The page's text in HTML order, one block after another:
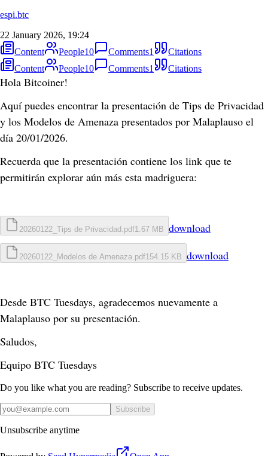
espi.btc
22 January 2026, 19:24
Content
People10 Comments1
Citations
Content
People10 Comments1 Citations
Hola Bitcoiner!
Aquí puedes encontrar la presentación de Tips de Privacidad
y los Modelos de Amenaza presentados por Malaplauso el
día 20/01/2026.
Recuerda que la presentación contiene los link que te
permitirán explorar aún más esta madriguera:
20260122_Tips de Privacidad.pdf1.67 MB download
20260122_Modelos de Amenaza.pdf154.15 KB download
Desde BTC Tuesdays, agradecemos nuevamente a
Malaplauso por su presentación.
Saludos,
Equipo BTC Tuesdays
Do you like what you are reading? Subscribe to receive updates.
Subscribe
Unsubscribe anytime